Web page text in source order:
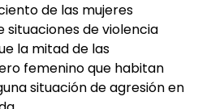
de las mujeres
de violencia
la mitad de las
femenino que habitan
situación de agresión en